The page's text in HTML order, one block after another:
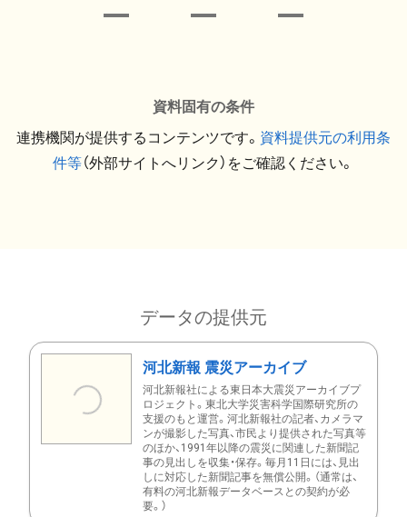
資料固有の条件
連携機関が提供するコンテンツです。 資料提供元の利用条
件等（外部サイトへリンク）をご確認ください。
データの提供元
河北新報 震災アーカイブ
河北新報社による東日本大震災アーカイブプ
ロジェクト。東北大学災害科学国際研究所の
支援のもと運営。河北新報社の記者、カメラマ
ンが撮影した写真、市民より提供された写真等
のほか、1991年以降の震災に関連した新聞記
事の見出しを収集・保存。毎月11日には、見出
しに対応した新聞記事を無償公開。（通常は、
有料の河北新報データベースとの契約が必
要。）